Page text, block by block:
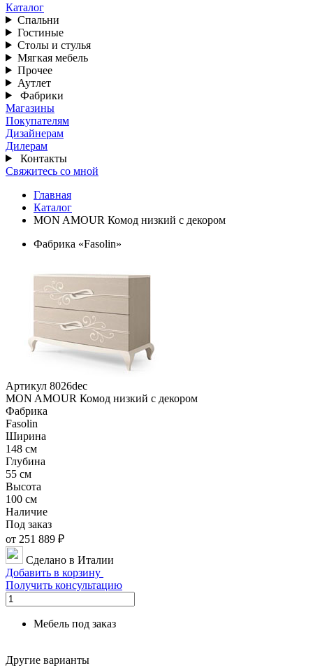
Каталог
Спальни
Гостиные
Столы и стулья
Мягкая мебель
Прочее
Аутлет
Фабрики
Магазины
Покупателям
Дизайнерам
Дилерам
Контакты
Свяжитесь со мной
Главная
Каталог
MON AMOUR Комод низкий с декором
Фабрика «Fasolin»
Артикул 8026dec
MON AMOUR Комод низкий с декором
Фабрика
Fasolin
Ширина
148 см
Глубина
55 см
Высота
100 см
Наличие
Под заказ
от 251 889 ₽
Сделано в Италии
Добавить в корзину
Получить консультацию
Мебель под заказ
Другие варианты